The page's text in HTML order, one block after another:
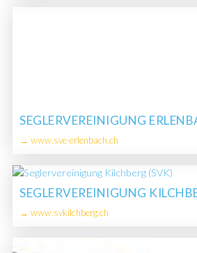
SEGLERVEREINIGUNG
→ www.sve-erlenbach.ch
SEGLERVEREINIGUNG
→ www.svkilchberg.ch